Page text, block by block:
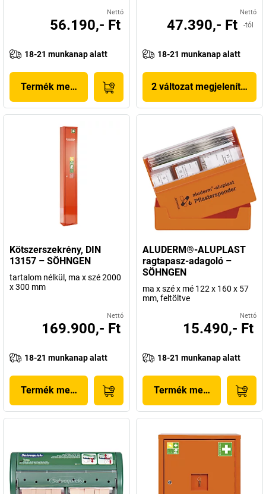
Nettó
56.190,- Ft
18-21 munkanap alatt
Termék megjelenítése
Nettó
47.390,- Ft -tól
18-21 munkanap alatt
2 változat megjelenítése
Kötszerszekrény, DIN
13157 – SÖHNGEN
tartalom nélkül, ma x szé 2000
x 300 mm
Nettó
169.900,- Ft
18-21 munkanap alatt
Termék megjelenítése
ALUDERM®-ALUPLAST
ragtapasz-adagoló –
SÖHNGEN
ma x szé x mé 122 x 160 x 57
mm, feltöltve
Nettó
15.490,- Ft
18-21 munkanap alatt
Termék megjelenítése